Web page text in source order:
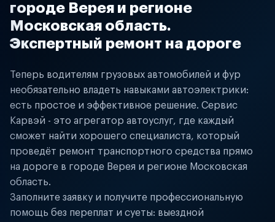
городе Верея и регионе
Московская область.
Экспертный ремонт на дороге
Теперь водителям грузовых автомобилей и фур
необязательно владеть навыками автоэлектрики:
есть простое и эффективное решение. Сервис
Карвэй - это агрегатор автоуслуг, где каждый
сможет найти хорошего специалиста, который
проведёт ремонт транспортного средства прямо
на дороге в городе Верея и регионе Московская
область.
Заполните заявку и получите профессиональную
помощь без переплат и суеты: выездной